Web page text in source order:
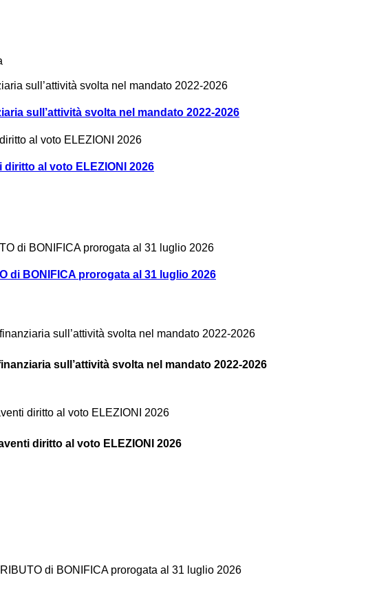
sull’attività svolta nel mandato 2022-2026
al voto ELEZIONI 2026
di BONIFICA prorogata al 31 luglio 2026
sull’attività svolta nel mandato 2022-2026
diritto al voto ELEZIONI 2026